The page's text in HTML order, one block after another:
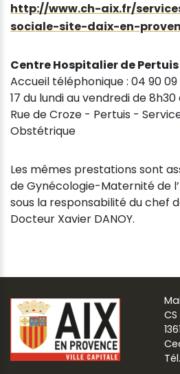
http://www.ch-aix.fr/
sociale-site-daix-en-
Centre Hospitalier de Pertuis
Accueil téléphonique : 04 90
17 du lundi au vendredi de 8h30
Rue de Croze - Pertuis -
Obstétrique
Les mêmes prestations sont
de Gynécologie-Maternité de
sous la responsabilité du chef
Docteur Xavier DANOY.
CS